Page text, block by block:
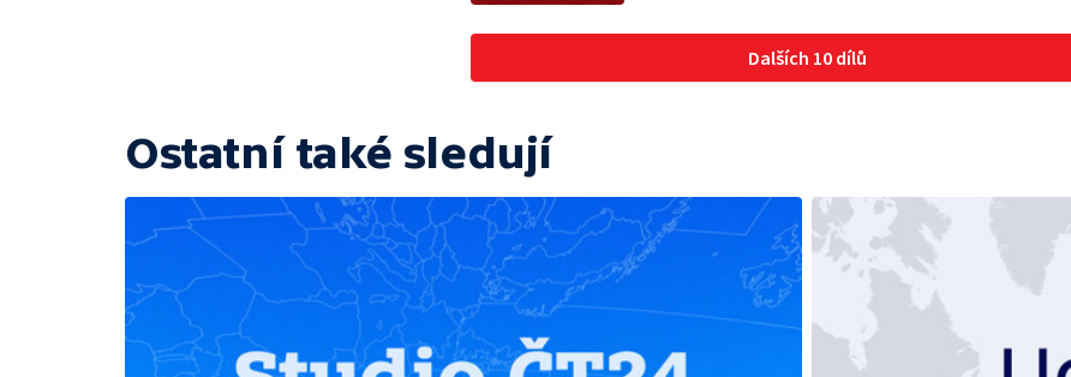
Dalších 10 dílů
Ostatní také sledují